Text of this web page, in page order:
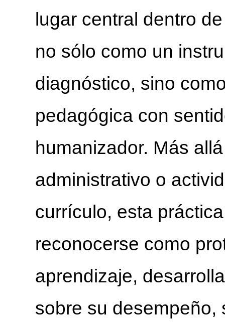
lugar central dentro
no sólo como un
diagnóstico, sino
pedagógica con
humanizador. Más
administrativo o
currículo, esta
reconocerse como
aprendizaje,
sobre su desempeño,